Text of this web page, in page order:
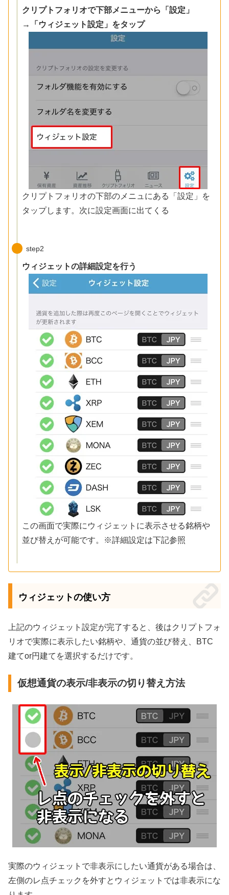
クリプトフォリオで下部メニューから「設定」
→「ウィジェット設定」をタップ
クリプトフォリオの下部のメニュにある「設定」を
タップします。次に設定画面に出てくる
step2
ウィジェットの詳細設定を行う
この画面で実際にウィジェットに表示させる銘柄や
並び替えが可能です。※詳細設定は下記参照
ウィジェットの使い方
上記のウィジェット設定が完了すると、後はクリプトフォ
リオで実際に表示したい銘柄や、通貨の並び替え、BTC
建てor円建てを選択するだけです。
仮想通貨の表示/非表示の切り替え方法
実際のウィジェットで非表示にしたい通貨がある場合は、
左側のレ点チェックを外すとウィジェットでは非表示にな